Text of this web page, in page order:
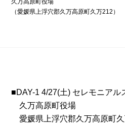
久万高原町役場
（愛媛県上浮穴郡久万高原町久万212）
■DAY-1 4/27(土) セレモニアル
久万高原町役場
愛媛県上浮穴郡久万高原町